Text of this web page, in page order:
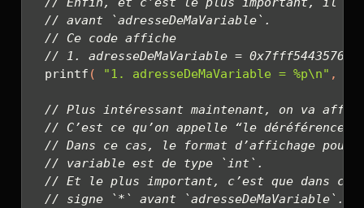
// avant `adresseDeMaVariable`.
// Ce code affiche
// 1. adresseDeMaVariable = 0x7fff54435768
  printf
( "1. adresseDeMaVariable = %p\n" ,
// Plus intéressant maintenant, on va
// C’est ce qu’on appelle “le
// Dans ce cas, le format d’affichage
// variable est de type `int`.
// Et le plus important, c’est que dans ce
// signe `*` avant `adresseDeMaVariable`.